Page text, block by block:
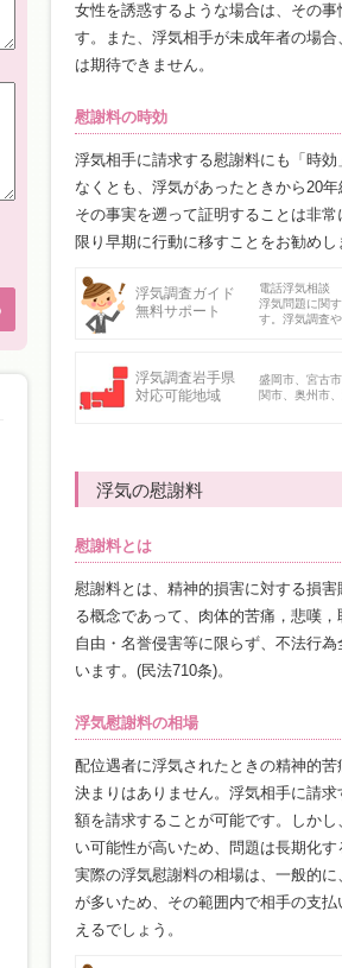
女性を誘惑するような場合は、その
す。また、浮気相手が未成年者の場
は期待できません。
慰謝料の時効
浮気相手に請求する慰謝料にも「時
なくとも、浮気があったときから20
その事実を遡って証明することは非
限り早期に行動に移すことをお勧めし
浮気調査ガイド
無料サポート
電話浮気相談
浮気問題に関
す。浮気調査
浮気調査岩手県
対応可能地域
盛岡市、宮古
関市、奥州市
浮気の慰謝料
慰謝料とは
慰謝料とは、精神的損害に対する損
る概念であって、肉体的苦痛，悲嘆
自由・名誉侵害等に限らず、不法行
います。(民法710条)。
浮気慰謝料の相場
配位遇者に浮気されたときの精神的
決まりはありません。浮気相手に請
額を請求することが可能です。しか
い可能性が高いため、問題は長期化す
実際の浮気慰謝料の相場は、一般的
が多いため、その範囲内で相手の支
えるでしょう。